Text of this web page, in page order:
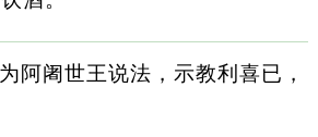
阿阇世王说法，示教利喜已，